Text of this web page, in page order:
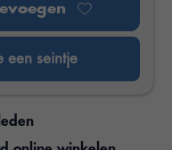
een seintje